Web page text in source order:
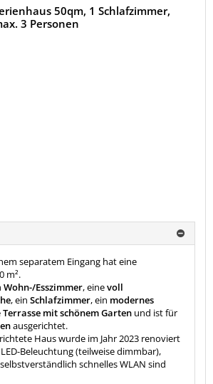
50qm, 1 Schlafzimmer,
3 Personen
separatem Eingang hat eine
m².
Wohn-/Esszimmer, einevoll
, ein Schlafzimmer, ein modernes
Terrasse mit schönem Garten und ist für
ausgerichtet.
Haus wurde im Jahr 2023 renoviert
Beleuchtung (teilweise dimmbar),
schnelles WLAN sind